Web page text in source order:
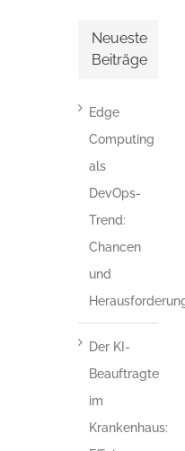
Neueste
Beiträge
Edge
Computing
als
DevOps-
Trend:
Chancen
und
Der KI-
Beauftragte
im
Krankenhaus: